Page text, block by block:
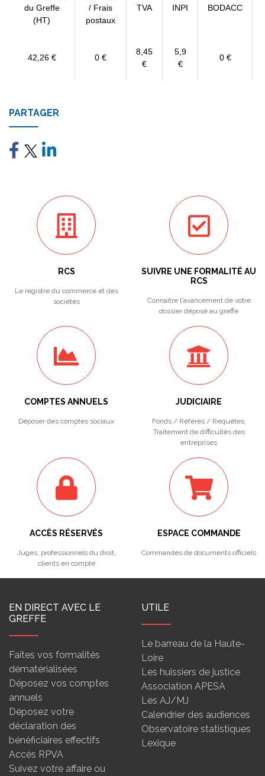
du Greffe
(HT)
/ Frais
postaux
TVA INPI BODACC
42,26 € 0 €
8,45
€
5,9
€
0 €
PARTAGER
RCS
Le registre du commerce et des
sociétés
SUIVRE UNE FORMALITÉ AU
RCS
Connaitre l'avancement de votre
dossier déposé au greffe
COMPTES ANNUELS
Déposer des comptes sociaux
JUDICIAIRE
Fonds / Référés / Requêtes.
Traitement de difficultés des
entreprises
ACCÈS RÉSERVÉS
Juges, professionnels du droit,
clients en compte
ESPACE COMMANDE
Commandes de documents officiels
EN DIRECT AVEC LE
GREFFE
Faites vos formalités
dématérialisées
Déposez vos comptes
annuels
Déposez votre
déclaration des
bénéficiaires effectifs
Accès RPVA
Suivez votre affaire ou
UTILE
Le barreau de la Haute-
Loire
Les huissiers de justice
Association APESA
Les AJ/MJ
Calendrier des audiences
Observatoire statistiques
Lexique